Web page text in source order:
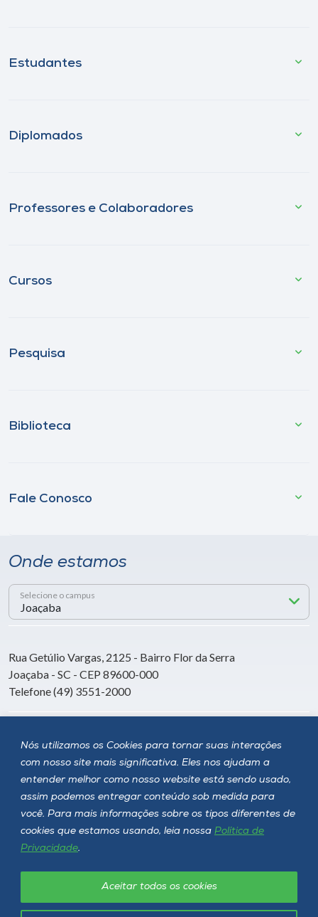
Nós utilizamos os Cookies para tornar suas interações
com nosso site mais significativa. Eles nos ajudam a
entender melhor como nosso website está sendo usado,
assim podemos entregar conteúdo sob medida para
você. Para mais informações sobre os tipos diferentes de
cookies que estamos usando, leia nossa Política de
Privacidade.
Aceitar todos os cookies
Estudantes
Diplomados
Professores e Colaboradores
Cursos
Pesquisa
Biblioteca
Fale Conosco
Onde estamos
Selecione o campus
Rua Getúlio Vargas, 2125 - Bairro Flor da Serra
Joaçaba - SC - CEP 89600-000
Telefone (49) 3551-2000
Siga a Unoesc
Política de privacidade LGPD